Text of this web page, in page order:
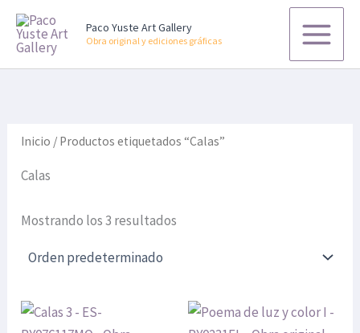
contenido
Paco Yuste Art Gallery
Obra original y ediciones gráficas
r
e
c
i
n
m
o
r
e
c
i
x
m
o
u
s
c
a
rInicio / Productos etiquetados “Calas”
Calas
Mostrando los 3 resultados